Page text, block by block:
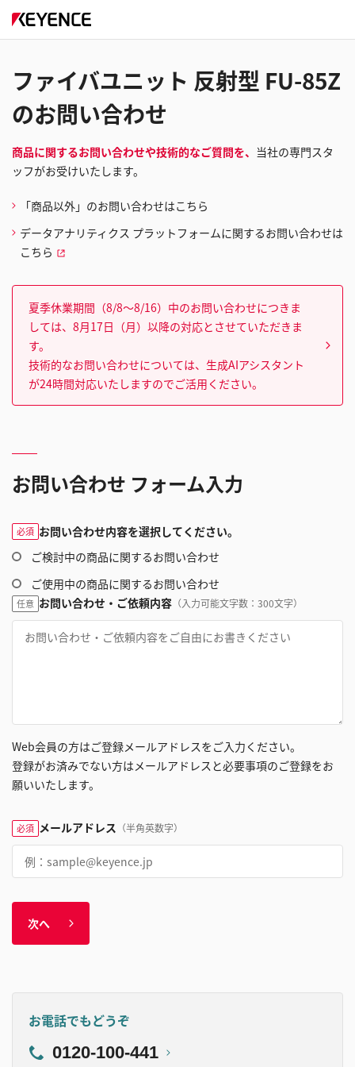
ファイバユニット 反射型 FU-85Z
のお問い合わせ
商品に関するお問い合わせや技術的なご質問を、 当社の専門スタ
ッフがお受けいたします。
「商品以外」のお問い合わせはこちら
データアナリティクス プラットフォームに関するお問い合わせは
こちら
夏季休業期間（8/8～8/16）中のお問い合わせにつきま
しては、8月17日（月）以降の対応とさせていただきま
す。
技術的なお問い合わせについては、生成AIアシスタント
が24時間対応いたしますのでご活用ください。
お問い合わせ フォーム入力
必須 お問い合わせ内容を選択してください。
ご検討中の商品に関するお問い合わせ
ご使用中の商品に関するお問い合わせ
任意 お問い合わせ・ご依頼内容 （入力可能文字数：300文字）
Web会員の方はご登録メールアドレスをご入力ください。
登録がお済みでない方はメールアドレスと必要事項のご登録をお
願いいたします。
必須 メールアドレス （半角英数字）
次へ
お電話でもどうぞ
0120-100-441